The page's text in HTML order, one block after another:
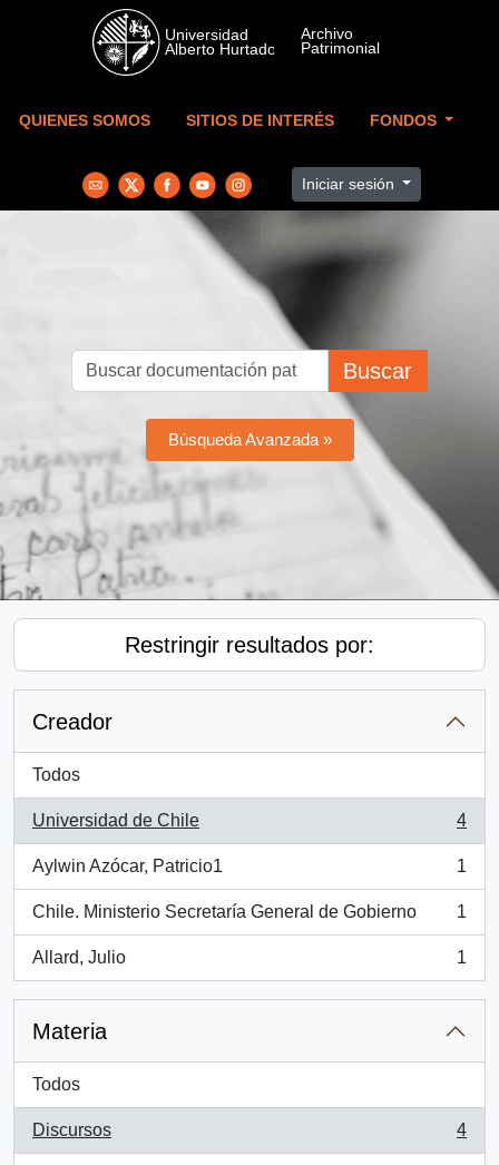
Skip to main content
QUIENES SOMOS SITIOS DE INTERÉS FONDOS
Iniciar sesión
Buscar
Búsqueda Avanzada »
Restringir resultados por:
Creador
Todos
Universidad de Chile
, 4 resultados
4
Aylwin Azócar, Patricio1
, 1 resultados
1
Chile. Ministerio Secretaría General de Gobierno
, 1 resultados
1
Allard, Julio
, 1 resultados
1
Materia
Todos
Discursos
, 4 resultados
4